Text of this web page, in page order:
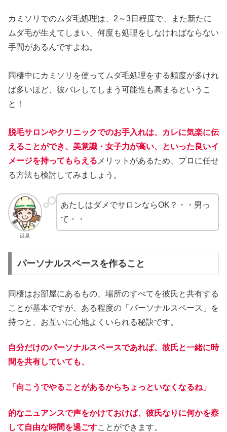
カミソリでのムダ毛処理は、2～3日程度で、また新たに
ムダ毛が生えてしまい、何度も処理をしなければならない
手間があるんですよね。
同棲中にカミソリを使ってムダ毛処理をする頻度が多けれ
ば多いほど、彼バレしてしまう可能性も高まるというこ
と！
脱毛サロンやクリニックでのお手入れは、カレに気楽に伝
えることができ、美意識・女子力が高い、といった良いイ
メージを持ってもらえる メリットがあるため、プロに任せ
る方法も検討してみましょう。
浜見
あたしはダメでサロンならOK？・・男っ
て・・
パーソナルスペースを作ること
同棲はお部屋にあるもの、場所のすべてを彼氏と共有する
ことが基本ですが、ある程度の「パーソナルスペース」を
持つと、お互いに心地よくいられる秘訣です。
自分だけのパーソナルスペースであれば、彼氏と一緒に時
間を共有していても、
「向こうでやることがあるからちょっといなくなるね」
的なニュアンスで声をかけておけば、彼氏なりに何かを察
して自由な時間を過ごすことができます。